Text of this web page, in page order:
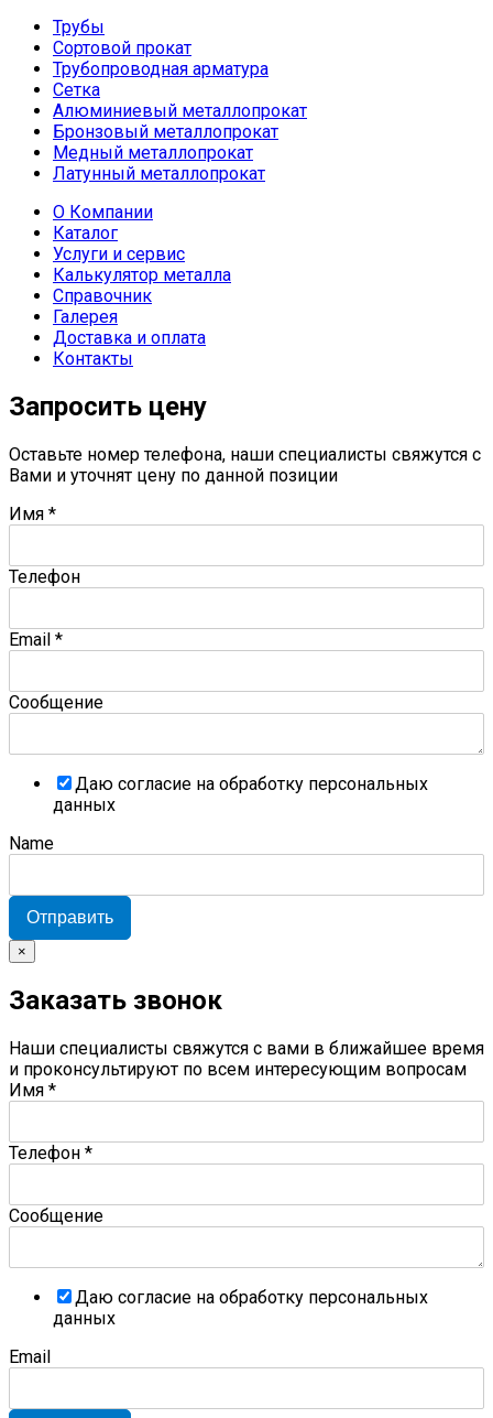
Трубы
Сортовой прокат
Трубопроводная арматура
Сетка
Алюминиевый металлопрокат
Бронзовый металлопрокат
Медный металлопрокат
Латунный металлопрокат
О Компании
Каталог
Услуги и сервис
Калькулятор металла
Справочник
Галерея
Доставка и оплата
Контакты
Запросить цену
Оставьте номер телефона, наши специалисты свяжутся с
Вами и уточнят цену по данной позиции
Имя *
Телефон
Email *
Сообщение
Даю согласие на обработку персональных
данных
Name
Отправить
×
Заказать звонок
Наши специалисты свяжутся с вами в ближайшее время
и проконсультируют по всем интересующим вопросам
Имя *
Телефон *
Сообщение
Даю согласие на обработку персональных
данных
Email